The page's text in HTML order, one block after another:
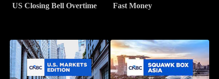
US Closing Bell Overtime Fast Money